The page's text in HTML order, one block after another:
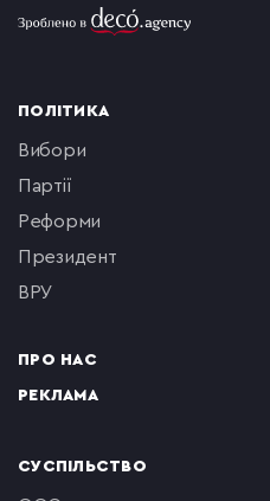
ПОЛІТИКА
вибори
партії
реформи
президент
ВРУ
ПРО НАС
РЕКЛАМА
СУСПІЛЬСТВО